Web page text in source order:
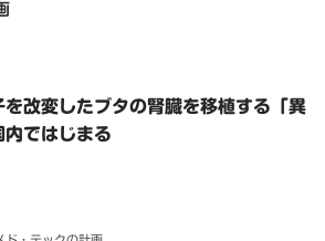
改変したブタの腎臓を移植する「異
ではじまる